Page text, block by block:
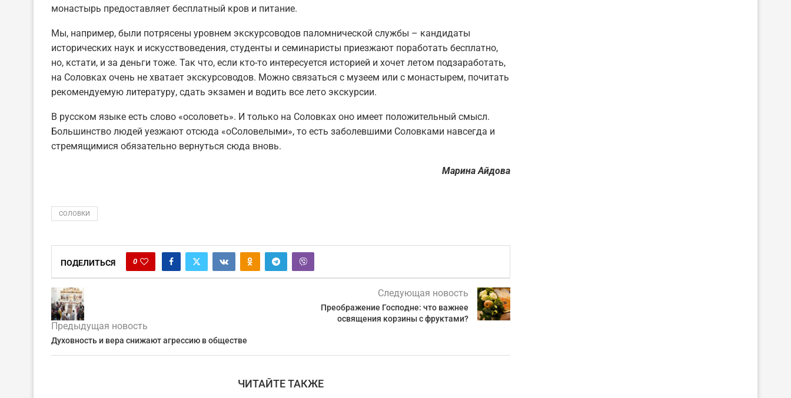
монастырь предоставляет бесплатный кров и питание.
Мы, например, были потрясены уровнем экскурсоводов паломнической службы – кандидаты
исторических наук и искусствоведения, студенты и семинаристы приезжают поработать бесплатно,
но, кстати, и за деньги тоже. Так что, если кто-то интересуется историей и хочет летом подзаработать,
на Соловках очень не хватает экскурсоводов. Можно связаться с музеем или с монастырем, почитать
рекомендуемую литературу, сдать экзамен и водить все лето экскурсии.
В русском языке есть слово «осоловеть». И только на Соловках оно имеет положительный смысл.
Большинство людей уезжают отсюда «оСоловелыми», то есть заболевшими Соловками навсегда и
стремящимися обязательно вернуться сюда вновь.
Марина Айдова
СОЛОВКИ
ПОДЕЛИТЬСЯ 0
Предыдущая новость
Духовность и вера снижают агрессию в обществе
Следующая новость
Преображение Господне: что важнее
освящения корзины с фруктами?
ЧИТАЙТЕ ТАКЖЕ